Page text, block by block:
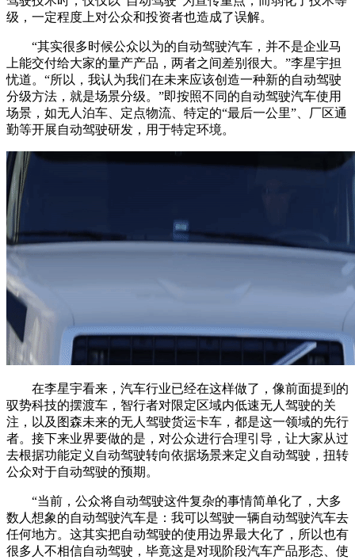
级，一定程度上对公众和投资者也造成了误解。
“其实很多时候公众以为的自动驾驶汽车，并不是企业马
上能交付给大家的量产产品，两者之间差别很大。”李星宇担
忧道。“所以，我认为我们在未来应该创造一种新的自动驾驶
分级方法，就是场景分级。”即按照不同的自动驾驶汽车使用
场景，如无人泊车、定点物流、特定的“最后一公里”、厂区通
勤等开展自动驾驶研发，用于特定环境。
在李星宇看来，汽车行业已经在这样做了，像前面提到的
驭势科技的摆渡车，智行者对限定区域内低速无人驾驶的关
注，以及图森未来的无人驾驶货运卡车，都是这一领域的先行
者。接下来业界要做的是，对公众进行合理引导，让大家从过
去根据功能定义自动驾驶转向依据场景来定义自动驾驶，扭转
公众对于自动驾驶的预期。
“当前，公众将自动驾驶这件复杂的事情简单化了，大多
数人想象的自动驾驶汽车是：我可以驾驶一辆自动驾驶汽车去
任何地方。这其实把自动驾驶的使用边界最大化了，所以也有
很多人不相信自动驾驶，毕竟这是对现阶段汽车产品形态、使